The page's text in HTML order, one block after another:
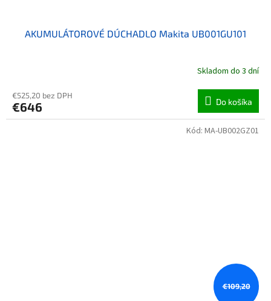
AKUMULÁTOROVÉ DÚCHADLO Makita UB001GU101
Skladom do 3 dní
€525,20 bez DPH
€646 Do košíka
€109,20
Kód: MA-UB002GZ01